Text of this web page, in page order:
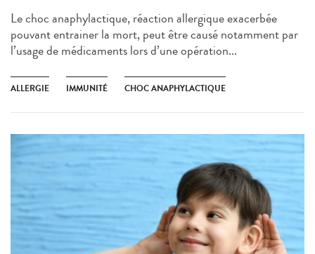
Le choc anaphylactique, réaction allergique exacerbée
pouvant entrainer la mort, peut être causé notamment par
l’usage de médicaments lors d’une opération...
ALLERGIE IMMUNITÉ CHOC ANAPHYLACTIQUE